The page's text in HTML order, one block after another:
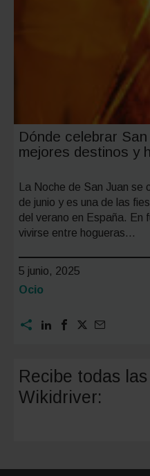
Dónde celebrar
mejores destinos y
La Noche de San Juan
de junio y es una de las
del verano en España. En
vivirse entre hogueras…
5 junio, 2025
Categoría:
Ocio
Recibe todas
Wikidriver: